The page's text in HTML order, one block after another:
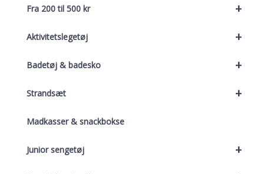
+
Fra 200 til 500 kr
+
Aktivitetslegetøj
+
Badetøj & badesko
+
Strandsæt
Madkasser & snackbokse
+
Junior sengetøj